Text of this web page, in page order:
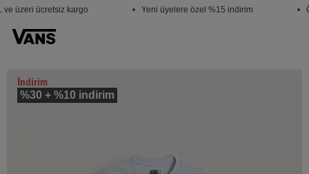
üzeri ücretsiz kargo • Yeni üyelere özel %15 indirim •
İndirim
%30 + %10 indirim